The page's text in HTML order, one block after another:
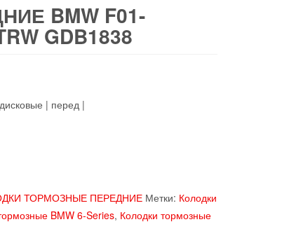
BMW F01-
GDB1838
| перед |
ТОРМОЗНЫЕ ПЕРЕДНИЕ Метки: Колодки
BMW 6-Series, Колодки тормозные